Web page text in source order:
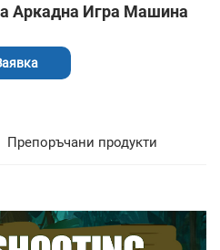
Аркадна Игра Машина
Препоръчани продукти